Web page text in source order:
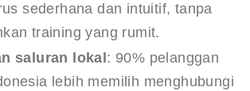
sederhana dan intuitif, tanpa
training yang rumit.
saluran lokal : 90% pelanggan
lebih memilih menghubungi